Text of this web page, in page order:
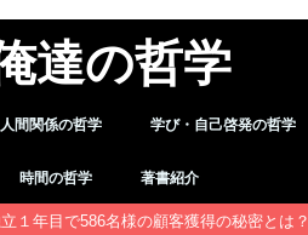
達の哲学
人間関係の哲学
職場・仕事
学び・自己啓発の哲学
習慣
時間の哲学 著書紹介
立１年目で586名様の顧客獲得の秘密とは？